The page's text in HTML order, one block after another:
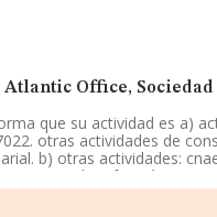
Office, Sociedad
que su actividad es a)
otras actividades de
b) otras actividades:
informática. cnae
informática. cnae